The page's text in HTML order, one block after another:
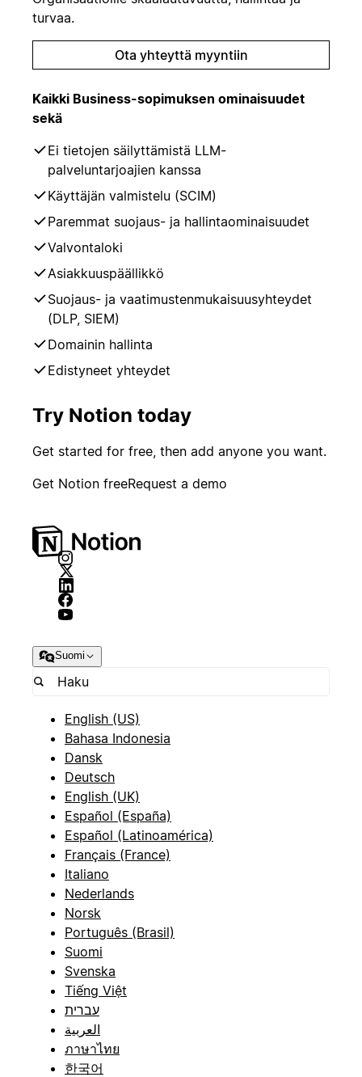
turvaa.
Ota yhteyttä myyntiin
Kaikki Business-sopimuksen ominaisuudet
sekä
Ei tietojen säilyttämistä LLM-
palveluntarjoajien kanssa
Käyttäjän valmistelu (SCIM)
Paremmat suojaus- ja hallintaominaisuudet
Valvontaloki
Asiakkuuspäällikkö
Suojaus- ja vaatimustenmukaisuusyhteydet
(DLP, SIEM)
Domainin hallinta
Edistyneet yhteydet
Try Notion today
Get started for free, then add anyone you want.
Get Notion freeRequest a demo
Suomi
English (US)
Bahasa Indonesia
Dansk
Deutsch
English (UK)
Español (España)
Español (Latinoamérica)
Français (France)
Italiano
Nederlands
Norsk
Português (Brasil)
Suomi
Svenska
Tiếng Việt
עברית
العربية
ภาษาไทย
한국어